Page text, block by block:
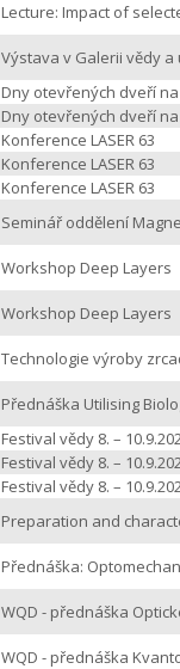
Lecture: Impact of
Výstava v Galerii vědy
Dny otevřených dveří
Dny otevřených dveří
Konference LASER 63
Konference LASER 63
Konference LASER 63
Seminář oddělení
Workshop Deep Layers
Workshop Deep Layers
Technologie výroby
Přednáška Utilising
Festival vědy 8. –
Festival vědy 8. –
Festival vědy 8. –
Preparation and
Přednáška:
WQD - přednáška
WQD - přednáška